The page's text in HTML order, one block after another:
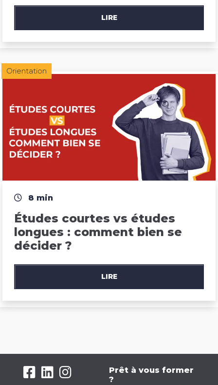
LIRE
Orientation
8 min
Études courtes vs études
longues : comment bien se
décider ?
LIRE
Prêt à vous former
?